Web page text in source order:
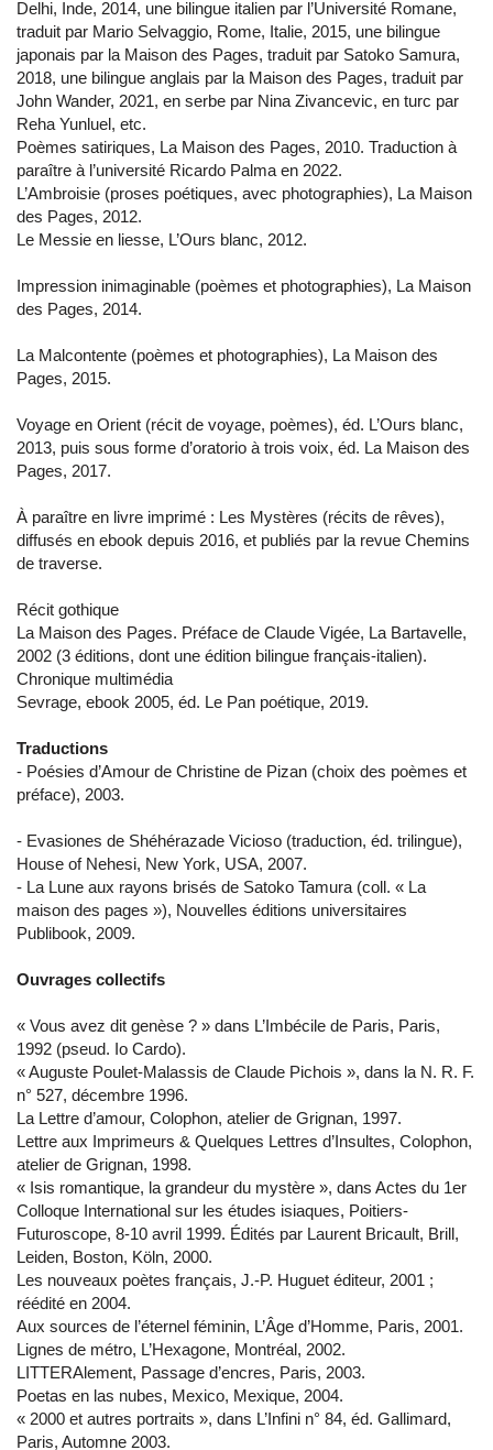
Delhi, Inde, 2014, une bilingue italien par l’Université Romane,
traduit par Mario Selvaggio, Rome, Italie, 2015, une bilingue
japonais par la Maison des Pages, traduit par Satoko Samura,
2018, une bilingue anglais par la Maison des Pages, traduit par
John Wander, 2021, en serbe par Nina Zivancevic, en turc par
Reha Yunluel, etc.
Poèmes satiriques, La Maison des Pages, 2010. Traduction à
paraître à l’université Ricardo Palma en 2022.
L’Ambroisie (proses poétiques, avec photographies), La Maison
des Pages, 2012.
Le Messie en liesse, L’Ours blanc, 2012.
Impression inimaginable (poèmes et photographies), La Maison
des Pages, 2014.
La Malcontente (poèmes et photographies), La Maison des
Pages, 2015.
Voyage en Orient (récit de voyage, poèmes), éd. L’Ours blanc,
2013, puis sous forme d’oratorio à trois voix, éd. La Maison des
Pages, 2017.
À paraître en livre imprimé : Les Mystères (récits de rêves),
diffusés en ebook depuis 2016, et publiés par la revue Chemins
de traverse.
Récit gothique
La Maison des Pages. Préface de Claude Vigée, La Bartavelle,
2002 (3 éditions, dont une édition bilingue français-italien).
Chronique multimédia
Sevrage, ebook 2005, éd. Le Pan poétique, 2019.
Traductions
- Poésies d’Amour de Christine de Pizan (choix des poèmes et
préface), 2003.
- Evasiones de Shéhérazade Vicioso (traduction, éd. trilingue),
House of Nehesi, New York, USA, 2007.
- La Lune aux rayons brisés de Satoko Tamura (coll. « La
maison des pages »), Nouvelles éditions universitaires
Publibook, 2009.
Ouvrages collectifs
« Vous avez dit genèse ? » dans L’Imbécile de Paris, Paris,
1992 (pseud. Io Cardo).
« Auguste Poulet-Malassis de Claude Pichois », dans la N. R. F.
n° 527, décembre 1996.
La Lettre d’amour, Colophon, atelier de Grignan, 1997.
Lettre aux Imprimeurs & Quelques Lettres d’Insultes, Colophon,
atelier de Grignan, 1998.
« Isis romantique, la grandeur du mystère », dans Actes du 1er
Colloque International sur les études isiaques, Poitiers-
Futuroscope, 8-10 avril 1999. Édités par Laurent Bricault, Brill,
Leiden, Boston, Köln, 2000.
Les nouveaux poètes français, J.-P. Huguet éditeur, 2001 ;
réédité en 2004.
Aux sources de l’éternel féminin, L’Âge d’Homme, Paris, 2001.
Lignes de métro, L’Hexagone, Montréal, 2002.
LITTERAlement, Passage d’encres, Paris, 2003.
Poetas en las nubes, Mexico, Mexique, 2004.
« 2000 et autres portraits », dans L’Infini n° 84, éd. Gallimard,
Paris, Automne 2003.